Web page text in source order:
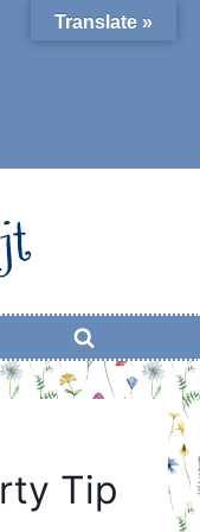
Tip
Translate »